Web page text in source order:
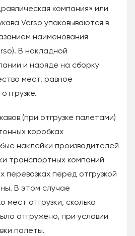
компания» или
Verso упаковываются в
наименования
В накладной
и наряде на сборку
мест, равное
(при отгрузке палетами)
коробках
наклейки производителей
транспортных компаний
перед отгрузкой
В этом случае
мест отгрузки, сколько
отгружено, при условии
палеты.